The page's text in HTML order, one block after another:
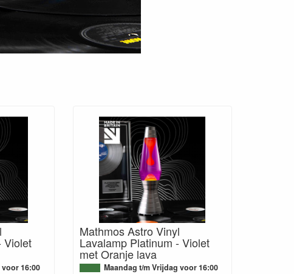
Violet
16:00
Mathmos Astro Vinyl
Lavalamp Platinum - Violet
met Oranje lava
Maandag t/m Vrijdag voor 16:00